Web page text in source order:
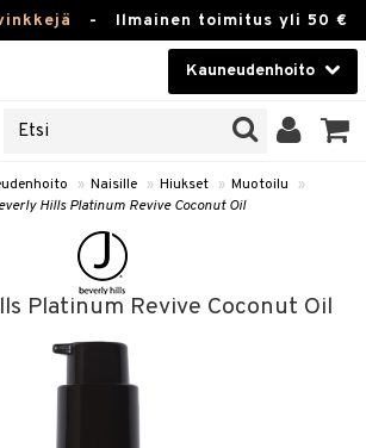
- Ilmainen toimitus yli 50 €
Kauneudenhoito
» Naisille » Hiukset » Muotoilu
»
Hills Platinum Revive Coconut Oil
Platinum Revive Coconut Oil